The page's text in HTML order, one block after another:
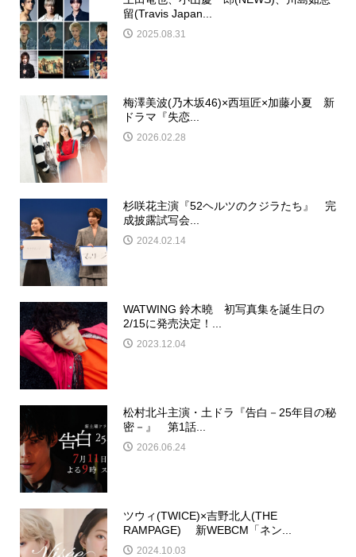
留(Travis Japan...
2025.08.31
梅澤美波(乃木坂46)×西垣匠×加藤小夏 新
ドラマ『失恋...
2026.02.28
杉咲花主演『52ヘルツのクジラたち』 完
成披露試写会...
2024.02.14
WATWING 鈴木曉 初写真集を誕生日の
2/15に発売決定！...
2023.12.04
松村北斗主演・土ドラ『告白－25年目の秘
密－』 第1話...
2026.06.24
ツウィ(TWICE)×吉野北人(THE
RAMPAGE) 新WEBCM「ネン...
2024.10.03